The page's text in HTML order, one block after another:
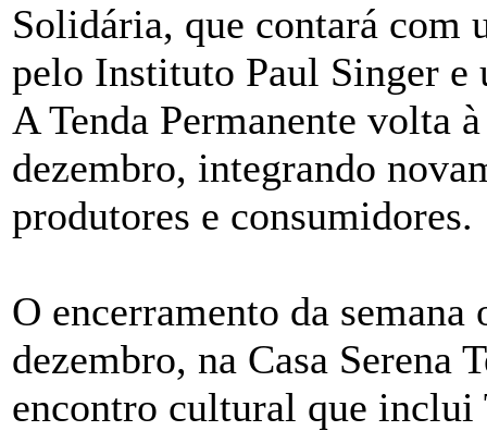
Solidária, que contará com
pelo Instituto Paul Singer e
A Tenda Permanente volta
dezembro, integrando
produtores e consumidores.
O encerramento da
dezembro, na Casa Serena
encontro cultural que inclui